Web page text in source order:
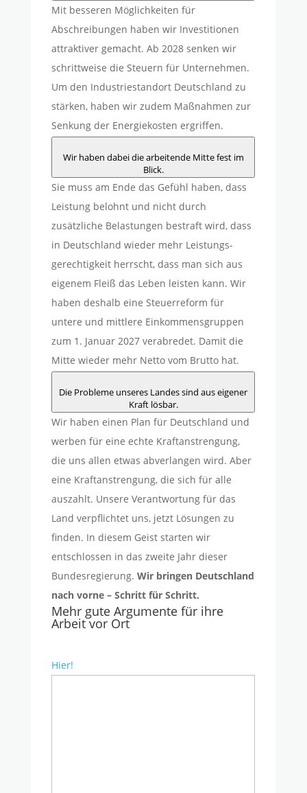
Mit besseren Möglichkeiten für
Abschreibungen haben wir Investitionen
attraktiver gemacht. Ab 2028 senken wir
schrittweise die Steuern für Unternehmen.
Um den Industriestandort Deutschland zu
stärken, haben wir zudem Maßnahmen zur
Senkung der Energiekosten ergriffen.
Wir haben dabei die arbeitende Mitte fest im
Blick.
Sie muss am Ende das Gefühl haben, dass
Leistung belohnt und nicht durch
zusätzliche Belastungen bestraft wird, dass
in Deutschland wieder mehr Leistungs-
gerechtigkeit herrscht, dass man sich aus
eigenem Fleiß das Leben leisten kann. Wir
haben deshalb eine Steuerreform für
untere und mittlere Einkommensgruppen
zum 1. Januar 2027 verabredet. Damit die
Mitte wieder mehr Netto vom Brutto hat.
Die Probleme unseres Landes sind aus eigener
Kraft lösbar.
Wir haben einen Plan für Deutschland und
werben für eine echte Kraftanstrengung,
die uns allen etwas abverlangen wird. Aber
eine Kraftanstrengung, die sich für alle
auszahlt. Unsere Verantwortung für das
Land verpflichtet uns, jetzt Lösungen zu
finden. In diesem Geist starten wir
entschlossen in das zweite Jahr dieser
Bundesregierung. Wir bringen Deutschland
nach vorne – Schritt für Schritt.
Mehr gute Argumente für ihre
Arbeit vor Ort
Hier!